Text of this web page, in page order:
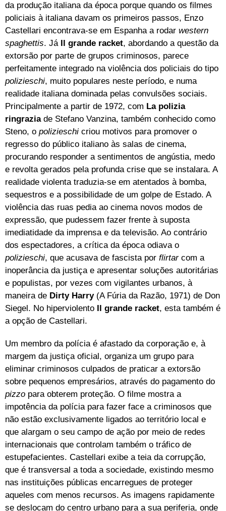
da produção italiana da época porque quando os filmes
policiais à italiana davam os primeiros passos, Enzo
Castellari encontrava-se em Espanha a rodar western
spaghettis. Já Il grande racket, abordando a questão da
extorsão por parte de grupos criminosos, parece
perfeitamente integrado na violência dos policiais do tipo
polizieschi, muito populares neste período, e numa
realidade italiana dominada pelas convulsões sociais.
Principalmente a partir de 1972, com La polizia
ringraziade Stefano Vanzina, também conhecido como
Steno, o polizieschi criou motivos para promover o
regresso do público italiano às salas de cinema,
procurando responder a sentimentos de angústia, medo
e revolta gerados pela profunda crise que se instalara. A
realidade violenta traduzia-se em atentados à bomba,
sequestros e a possibilidade de um golpe de Estado. A
violência das ruas pedia ao cinema novos modos de
expressão, que pudessem fazer frente à suposta
imediatidade da imprensa e da televisão. Ao contrário
dos espectadores, a crítica da época odiava o
polizieschi, que acusava de fascista por flirtar com a
inoperância da justiça e apresentar soluções autoritárias
e populistas, por vezes com vigilantes urbanos, à
maneira de Dirty Harry(A Fúria da Razão, 1971) de Don
Siegel. No hiperviolento
Il grande racket, esta também é
a opção de Castellari.
Um membro da polícia é afastado da corporação e, à
margem da justiça oficial, organiza um grupo para
eliminar criminosos culpados de praticar a extorsão
sobre pequenos empresários, através do pagamento do
pizzo para obterem proteção. O filme mostra a
impotência da polícia para fazer face a criminosos que
não estão exclusivamente ligados ao território local e
que alargam o seu campo de ação por meio de redes
internacionais que controlam também o tráfico de
estupefacientes. Castellari exibe a teia da corrupção,
que é transversal a toda a sociedade, existindo mesmo
nas instituições públicas encarregues de proteger
aqueles com menos recursos. As imagens rapidamente
se deslocam do centro urbano para a sua periferia, onde